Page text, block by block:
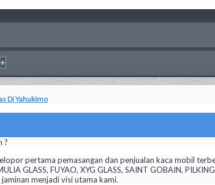
+
Di Yahukimo
?
pertama pemasangan dan penjualan kaca mobil
GLASS, FUYAO, XYG GLASS, SAINT GOBAIN,
menjadi visi utama kami.